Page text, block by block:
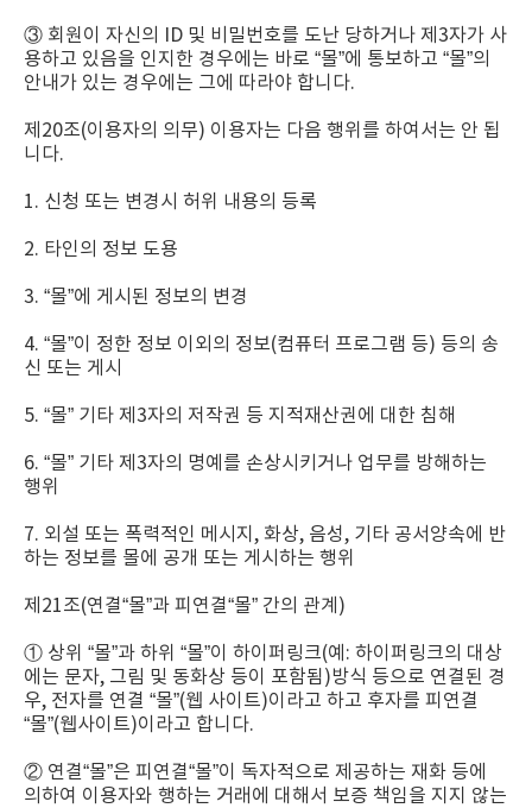
③ 회원이 자신의 ID 및 비밀번호를 도난 당하거나 제3자가 사
용하고 있음을 인지한 경우에는 바로 “몰”에 통보하고 “몰”의
안내가 있는 경우에는 그에 따라야 합니다.
제20조(이용자의 의무) 이용자는 다음 행위를 하여서는 안 됩
니다.
1. 신청 또는 변경시 허위 내용의 등록
2. 타인의 정보 도용
3. “몰”에 게시된 정보의 변경
4. “몰”이 정한 정보 이외의 정보(컴퓨터 프로그램 등) 등의 송
신 또는 게시
5. “몰” 기타 제3자의 저작권 등 지적재산권에 대한 침해
6. “몰” 기타 제3자의 명예를 손상시키거나 업무를 방해하는
행위
7. 외설 또는 폭력적인 메시지, 화상, 음성, 기타 공서양속에 반
하는 정보를 몰에 공개 또는 게시하는 행위
제21조(연결“몰”과 피연결“몰” 간의 관계)
① 상위 “몰”과 하위 “몰”이 하이퍼링크(예: 하이퍼링크의 대상
에는 문자, 그림 및 동화상 등이 포함됨)방식 등으로 연결된 경
우, 전자를 연결 “몰”(웹 사이트)이라고 하고 후자를 피연결
“몰”(웹사이트)이라고 합니다.
② 연결“몰”은 피연결“몰”이 독자적으로 제공하는 재화 등에
의하여 이용자와 행하는 거래에 대해서 보증 책임을 지지 않는